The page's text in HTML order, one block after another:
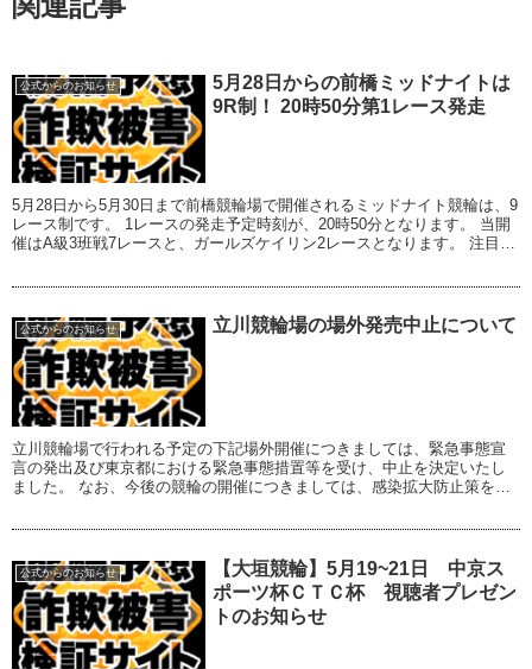
公式からのお知らせ
5月28日からの前橋ミッドナイトは
9R制！ 20時50分第1レース発走
5月28日から5月30日まで前橋競輪場で開催されるミッドナイト競輪は、9
レース制です。 1レースの発走予定時刻が、20時50分となります。 当開
催はA級3班戦7レースと、ガールズケイリン2レースとなります。 注目選
公式からのお知らせ 立川競輪場の場外発売中止について
立川競輪場で行われる予定の下記場外開催につきましては、緊急事態宣
言の発出及び東京都における緊急事態措置等を受け、中止を決定いたし
ました。 なお、今後の競輪の開催につきましては、感染拡大防止策を踏
公式からのお知らせ
【大垣競輪】5月19~21日 中京ス
ポーツ杯ＣＴＣ杯 視聴者プレゼン
トのお知らせ